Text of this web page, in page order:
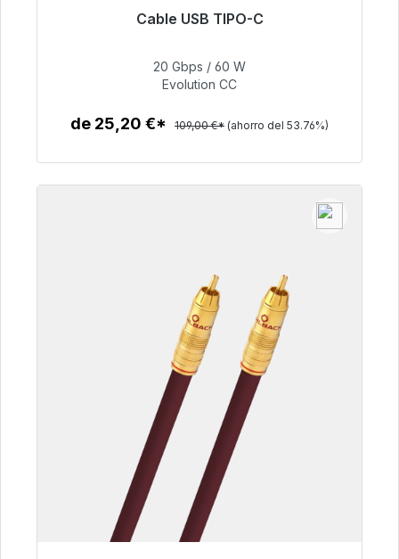
Cable USB TIPO-C
Listo para envío inmediato, plazo de entrega
50,40 €
20 Gbps / 60 W
Evolution CC
de 25,20 €* 109,00 €* (ahorro del 53.76%)